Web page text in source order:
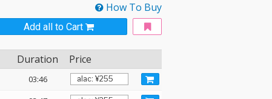
How To Buy
Add all to Cart
Duration Price
03:46